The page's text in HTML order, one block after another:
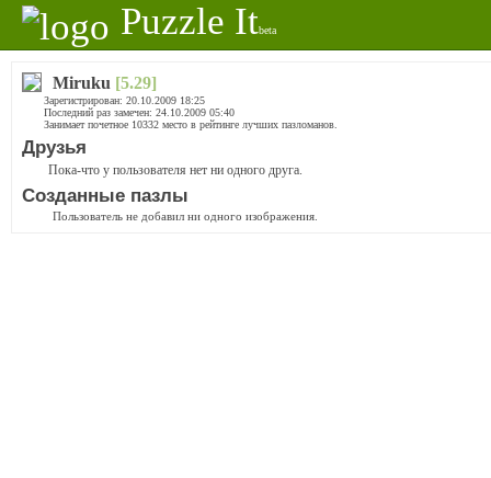
Puzzle Itbeta
Miruku [5.29]
Зарегистрирован: 20.10.2009 18:25
Последний раз замечен: 24.10.2009 05:40
Занимает почетное 10332 место в рейтинге лучших пазломанов.
Друзья
Пока-что у пользователя нет ни одного друга.
Созданные пазлы
Пользователь не добавил ни одного изображения.